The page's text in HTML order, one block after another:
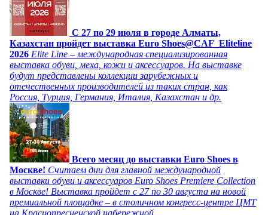
C 27 по 29 июля в городе Алматы,
Казахстан пройдет выставка Euro Shoes@CAF_Eliteline
2026 Elite Line – международная специализированная
выставка обуви, меха, кожи и аксессуаров. На выставке
будут представлены коллекции зарубежных и
отечественных производителей из таких стран, как
Россия, Турция, Германия, Италия, Казахстан и др.
Всего месяц до выставки Euro Shoes в
Москве! Считаем дни для главной международной
выставки обуви и аксессуаров Euro Shoes Premiere Collection
в Москве! Выставка пройдет с 27 по 30 августа на новой
премиальной площадке – в столичном конгресс-центре ЦМТ
на Краснопресненской набережной.